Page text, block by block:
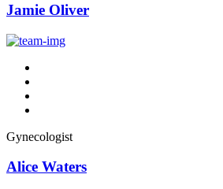
Jamie Oliver
Gynecologist
Alice Waters